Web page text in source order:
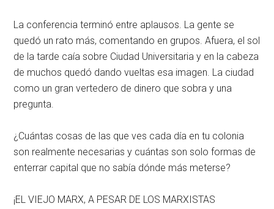
La conferencia terminó entre aplausos. La gente se
quedó un rato más, comentando en grupos. Afuera, el sol
de la tarde caía sobre Ciudad Universitaria y en la cabeza
de muchos quedó dando vueltas esa imagen. La ciudad
como un gran vertedero de dinero que sobra y una
pregunta.
¿Cuántas cosas de las que ves cada día en tu colonia
son realmente necesarias y cuántas son solo formas de
enterrar capital que no sabía dónde más meterse?
¡EL VIEJO MARX, A PESAR DE LOS MARXISTAS